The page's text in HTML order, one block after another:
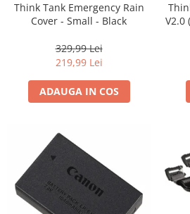
Think Tank Emergency Rain
Cover - Small - Black
329,99 Lei
219,99 Lei
ADAUGA IN COS
V2.0